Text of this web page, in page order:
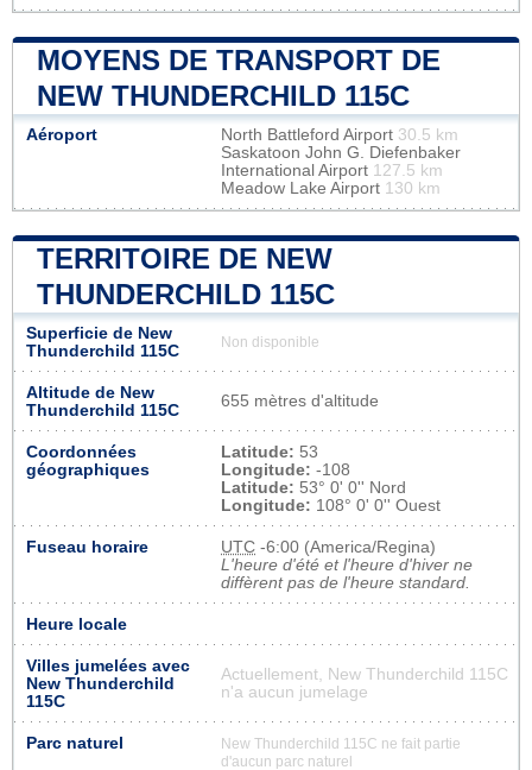
MOYENS DE TRANSPORT DE
NEW THUNDERCHILD 115C
Aéroport North Battleford Airport 30.5 km
Saskatoon John G. Diefenbaker
International Airport 127.5 km
Meadow Lake Airport 130 km
TERRITOIRE DE NEW
THUNDERCHILD 115C
Superficie de New
Thunderchild 115C
Non disponible
Altitude de New
Thunderchild 115C
655 mètres d'altitude
Coordonnées
géographiques
Latitude: 53
Longitude: -108
Latitude: 53° 0' 0'' Nord
Longitude: 108° 0' 0'' Ouest
Fuseau horaire UTC -6:00 (America/Regina)
L'heure d'été et l'heure d'hiver ne
diffèrent pas de l'heure standard.
Heure locale
Villes jumelées avec
New Thunderchild
115C
Actuellement, New Thunderchild 115C
n'a aucun jumelage
Parc naturel
New Thunderchild 115C ne fait partie
d'aucun parc naturel